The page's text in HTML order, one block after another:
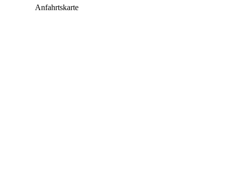
Anfahrtskarte